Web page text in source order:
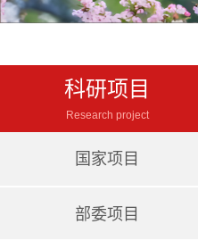
科研项目
Research project
国家项目
部委项目